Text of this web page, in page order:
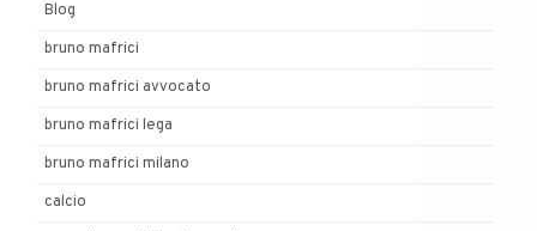
Blog
bruno mafrici
bruno mafrici avvocato
bruno mafrici lega
bruno mafrici milano
calcio